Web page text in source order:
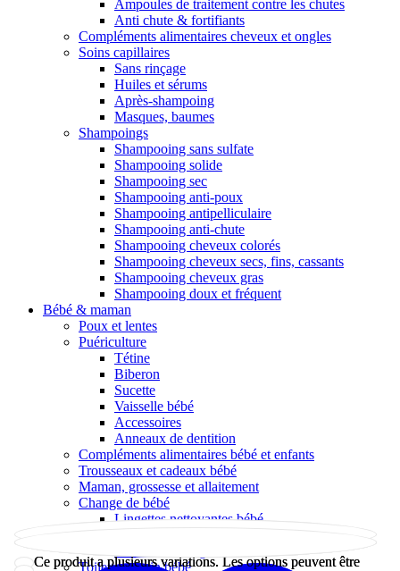
Ce produit a plusieurs variations. Les options peuvent être
Ce produit a plusieurs variations. Les options peuvent être
Ampoules de traitement contre les chutes
Anti chute & fortifiants
Compléments alimentaires cheveux et ongles
Soins capillaires
Sans rinçage
Huiles et sérums
Après-shampoing
Masques, baumes
Shampoings
Shampooing sans sulfate
Shampooing solide
Shampooing sec
Shampooing anti-poux
Shampooing antipelliculaire
Shampooing anti-chute
Shampooing cheveux colorés
Shampooing cheveux secs, fins, cassants
Shampooing cheveux gras
Shampooing doux et fréquent
Bébé & maman
Poux et lentes
Puériculture
Tétine
Biberon
Sucette
Vaisselle bébé
Accessoires
Anneaux de dentition
Compléments alimentaires bébé et enfants
Trousseaux et cadeaux bébé
Maman, grossesse et allaitement
Change de bébé
Lingettes nettoyantes bébé
Toilette et soin bébé